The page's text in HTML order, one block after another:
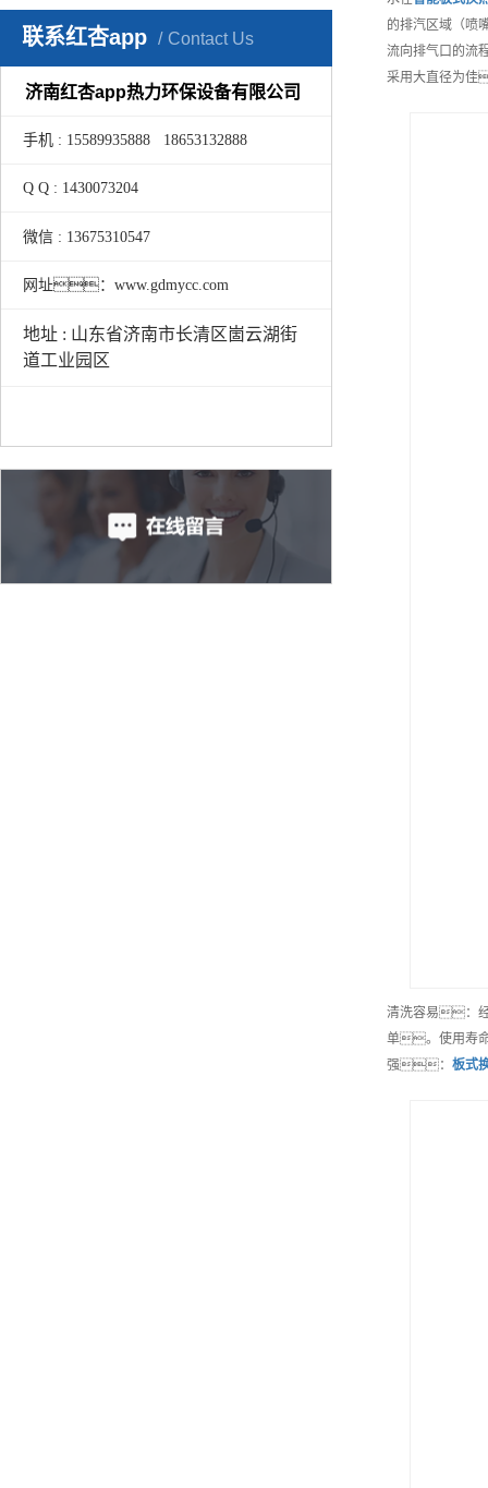
联系红杏app Contact Us
济南红杏app热力环保设备有限公司
手机 : 15589935888 18653132888
Q Q : 1430073204
微信 : 13675310547
网址：www.gdmycc.com
地址 : 山东省济南市长清区崮云湖街
道工业园区
的排汽区域（
流向排气口的
采用大直径为
清洗容易：
单。使用寿
强： 板式